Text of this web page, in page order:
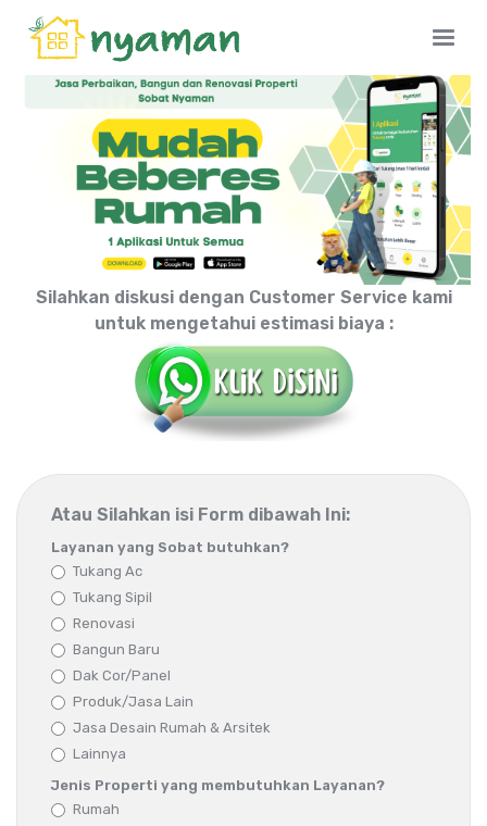
Silahkan diskusi dengan Customer Service kami
untuk mengetahui estimasi biaya :
Atau Silahkan isi Form dibawah Ini:
Layanan yang Sobat butuhkan?
Tukang Ac
Tukang Sipil
Renovasi
Bangun Baru
Dak Cor/Panel
Produk/Jasa Lain
Jasa Desain Rumah & Arsitek
Lainnya
Jenis Properti yang membutuhkan Layanan?
Rumah